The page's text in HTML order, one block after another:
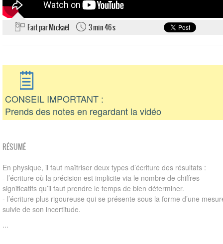
Fait par Mickaël 3 min 46 s
CONSEIL IMPORTANT :
Prends des notes en regardant la vidéo
RÉSUMÉ
En physique, il faut maîtriser deux types d’écriture des résultats :
- l’écriture où la précision est implicite via le nombre de chiffres
significatifs qu’il faut prendre le temps de bien déterminer.
- l’écriture plus rigoureuse qui se présente sous la forme d’une
suivie de son incertitude.
...